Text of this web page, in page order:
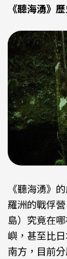
《聽海湧》
《聽海湧》
羅洲的戰俘
島）究竟在
嶼，甚至比
南方，目前